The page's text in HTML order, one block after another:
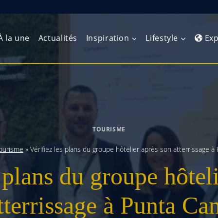
la une Actualités Inspiration Lifestyle
Europe du Nord
Europe centrale
Balkans
Antilles et Caraïbes
Amérique du Sud
Afrique
Afrique
TOURISME
» Vérifiez les plans du groupe hôtelier après son atterrissage à
du groupe
à Punta